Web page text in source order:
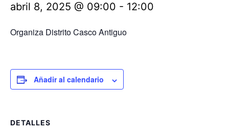
abril 8, 2025 @ 09:00 - 12:00
Organiza Distrito Casco Antiguo
Añadir al calendario
DETALLES